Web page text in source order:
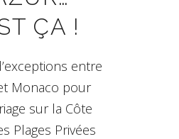
ÇA !
entre
Monaco pour
sur la Côte
Plages Privées